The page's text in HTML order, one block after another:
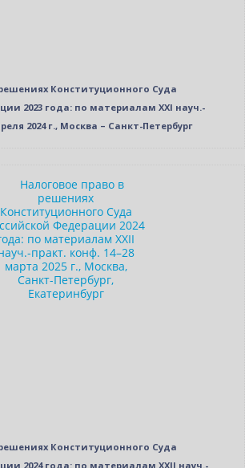
Конституционного Суда
2023 года: по материалам XXI науч.-
2024 г., Москва – Санкт-Петербург
Конституционного Суда
2024 года: по материалам XXII науч.-